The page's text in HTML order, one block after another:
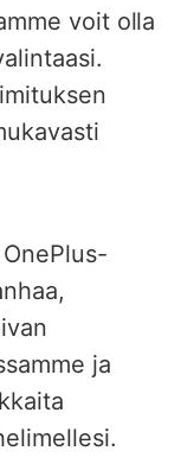
voit olla
ja